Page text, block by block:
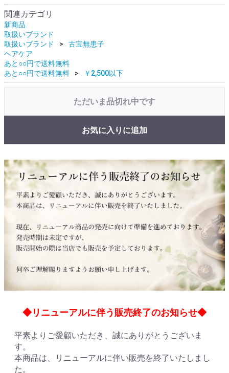
関連カテゴリ
新商品
取扱いブランド
取扱いブランド
古宝無患子
ヘアケア
あと○○円で送料無料
あと○○円で送料無料
￥2,500以下
ただいま品切れ中です
お気に入りに追加
◆リニューアルに伴う販売終了のお知らせ◆
平素よりご愛顧いただき、誠にありがとうございま
す。
本商品は、リニューアルに伴い販売を終了いたしまし
た。